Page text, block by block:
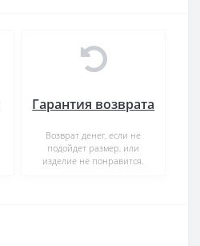
Гарантия возврата
Возврат денег, если не
подойдет размер, или
изделие не понравится.